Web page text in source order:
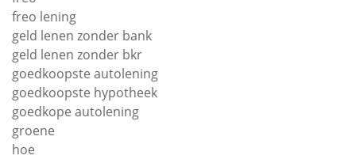
freo lening
geld lenen zonder bank
geld lenen zonder bkr
goedkoopste autolening
goedkoopste hypotheek
goedkope autolening
groene
hoe